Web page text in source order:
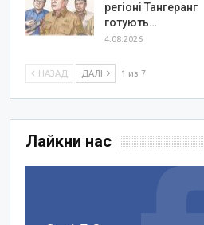
регіоні Тангеранг
готують…
4.08.2026
НАЗАД ДАЛІ 1 из 7
Лайкни нас